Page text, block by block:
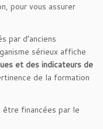
pour vous assurer
par d’anciens
sérieux affiche
et des indicateurs de
de la formation
être financées par le